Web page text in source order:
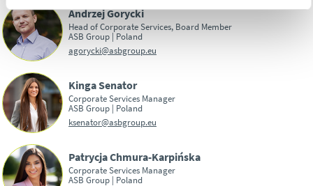
Andrzej Gorycki
Head of Corporate Services, Board Member
ASB Group | Poland
agorycki@asbgroup.eu
Kinga Senator
Corporate Services Manager
ASB Group | Poland
ksenator@asbgroup.eu
Patrycja Chmura-Karpińska
Corporate Services Manager
ASB Group | Poland